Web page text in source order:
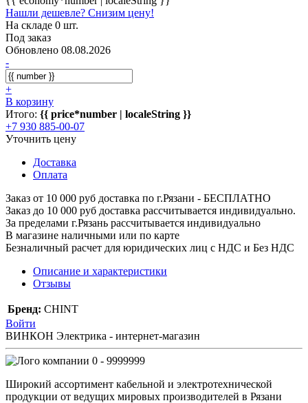
Нашли дешевле? Снизим цену!
На складе 0 шт.
Под заказ
Обновлено 08.08.2026
-
+
В корзину
Итого: {{ price*number | localeString }}
+7 930 885-00-07
Уточнить цену
Доставка
Оплата
Заказ от 10 000 руб доставка по г.Рязани - БЕСПЛАТНО
Заказ до 10 000 руб доставка рассчитывается индивидуально.
За пределами г.Рязань рассчитывается индивидуально
В магазине наличными или по карте
Безналичный расчет для юридических лиц с НДС и Без НДС
Описание и характеристики
Отзывы
Бренд: CHINT
Войти
ВИНКОН Электрика - интернет-магазин
0 - 9999999
Широкий ассортимент кабельной и электротехнической
продукции от ведущих мировых производителей в Рязани